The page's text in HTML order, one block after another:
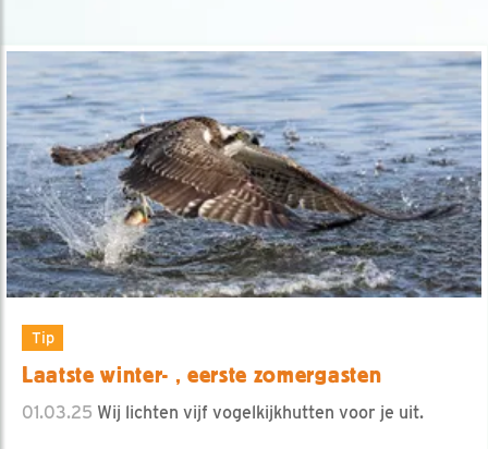
Tip
Laatste winter- , eerste zomergasten
01.03.25 Wij lichten vijf vogelkijkhutten voor je uit.